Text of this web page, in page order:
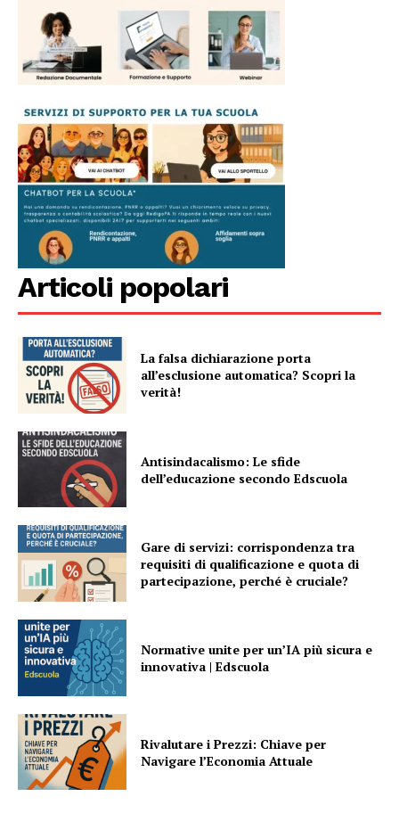
Articoli popolari
La falsa dichiarazione porta
all’esclusione automatica? Scopri la
verità!
Antisindacalismo: Le sfide
dell’educazione secondo Edscuola
Gare di servizi: corrispondenza tra
requisiti di qualificazione e quota di
partecipazione, perché è cruciale?
Normative unite per un’IA più sicura e
innovativa | Edscuola
Rivalutare i Prezzi: Chiave per
Navigare l’Economia Attuale